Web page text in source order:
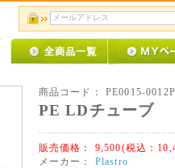
商品コード： PE0015-
PE LDチューブ
販売価格： 9,500(税込：
メーカー：
Plastro